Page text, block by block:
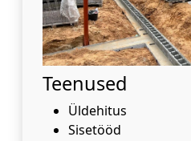
Teenused
Üldehitus
Sisetööd